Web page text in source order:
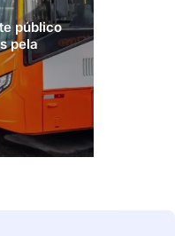
público
pela